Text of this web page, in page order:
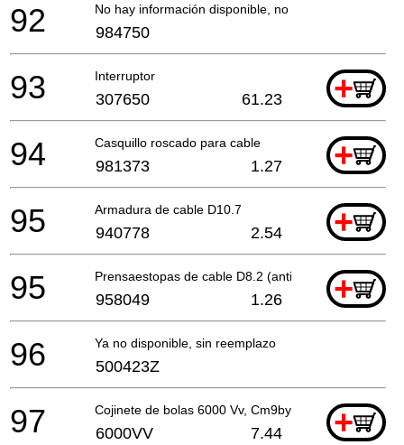
No hay información disponible, no se puede pedir
92 984750
Interruptor +
93 307650 61.23
Casquillo roscado para cable +
94 981373 1.27
Armadura de cable D10.7 +
95 940778 2.54
Prensaestopas de cable D8.2 (antiguo 958049z)
+
95 958049 1.26
Ya no disponible, sin reemplazo
96 500423Z
Cojinete de bolas 6000 Vv, Cm9by, C8fse, G23ss
+
97 6000VV 7.44